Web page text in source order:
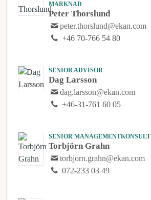
MARKNAD
Peter Thorslund
peter.thorslund@ekan.com
+46 70-766 54 80
SENIOR ADVISOR
Dag Larsson
dag.larsson@ekan.com
+46-31-761 60 05
SENIOR MANAGEMENTKONSULT
Torbjörn Grahn
torbjorn.grahn@ekan.com
072-233 03 49